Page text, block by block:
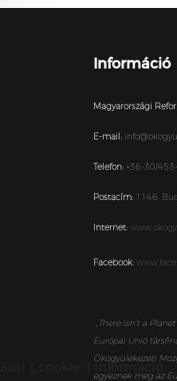
Információ
Magyarországi
E-mail:
Telefon: +36-30/
Postacím: 1146,
Internet:
Facebook:
„ There isn’t a
Európai Unió
Ökogyülekezeti
egyeznek meg az
Süti („cookie”) Információ